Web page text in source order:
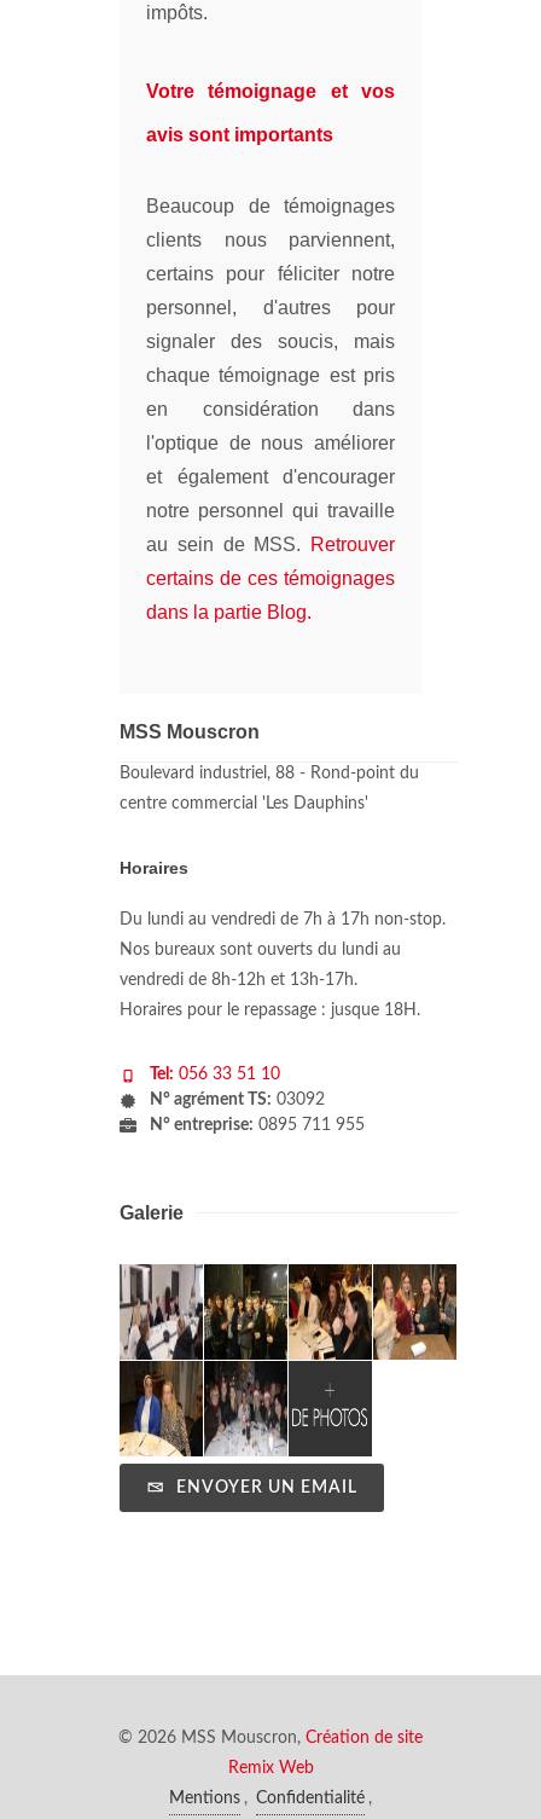
impôts.
Votre témoignage et vos
avis sont importants
Beaucoup de témoignages
clients nous parviennent,
certains pour féliciter notre
personnel, d'autres pour
signaler des soucis, mais
chaque témoignage est pris
en considération dans
l'optique de nous améliorer
et également d'encourager
notre personnel qui travaille
au sein de MSS.
Retrouver
certains de ces témoignages
dans la partie Blog.
MSS Mouscron
Boulevard industriel, 88 - Rond-point du
centre commercial 'Les Dauphins'
Horaires
Du lundi au vendredi de 7h à 17h non-stop.
Nos bureaux sont ouverts du lundi au
vendredi de 8h-12h et 13h-17h.
Horaires pour le repassage : jusque 18H.
Tel: 056 33 51 10
N° agrément TS: 03092
N° entreprise: 0895 711 955
Galerie
ENVOYER UN EMAIL
© 2026 MSS Mouscron, Création de site
Remix Web
Mentions , Confidentialité ,